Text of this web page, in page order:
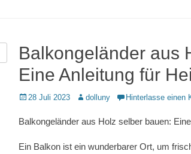
Balkongeländer aus
Eine Anleitung für
Posted
28 Juli 2023 Autordolluny Hinterlasse einen
Balkongeländer aus Holz selber bauen:
Ein Balkon ist ein wunderbarer Ort, um